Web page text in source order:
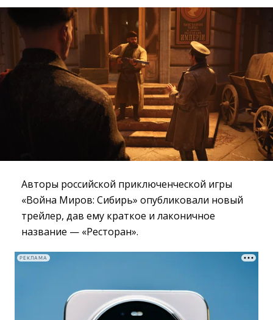
Авторы российской приключенческой игры
«Война Миров: Сибирь» опубликовали новый
трейлер, дав ему краткое и лаконичное
название — «Ресторан».
РЕКЛАМА